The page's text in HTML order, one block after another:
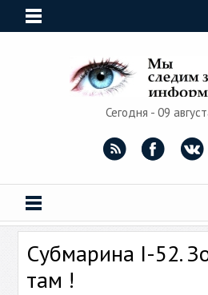
Сегодня - 09
Субмарина I-52.
там !